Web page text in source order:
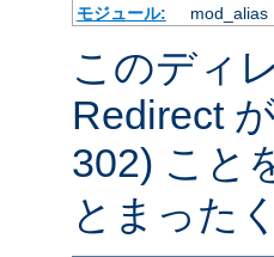
モジュール:
mod_alias
このディ
Redirect
302) こと
とまった